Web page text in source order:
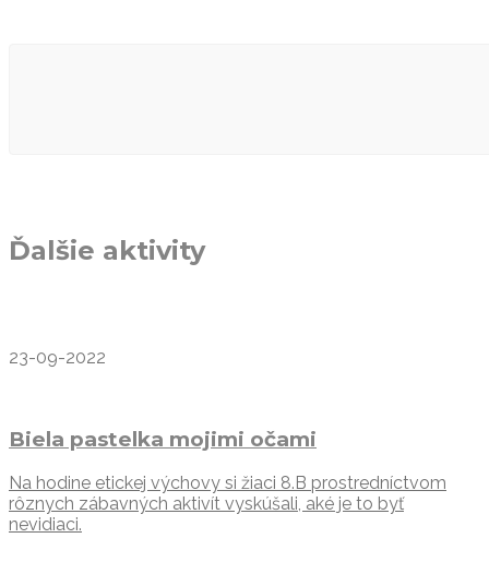
Ďalšie aktivity
23-09-2022
Biela pastelka mojimi očami
Na hodine etickej výchovy si žiaci 8.B prostredníctvom
rôznych zábavných aktivít vyskúšali, aké je to byť
nevidiaci.